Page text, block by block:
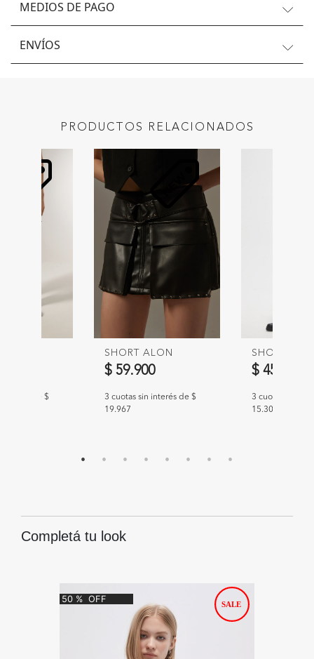
MEDIOS DE PAGO
ENVÍOS
PRODUCTOS RELACIONADOS
interés de $
SHORT ALON
$ 59.900
3 cuotas sin interés de $
19.967
SHORT
$ 45.900
3 cuotas sin
15.300
Completá tu look
50 % OFF